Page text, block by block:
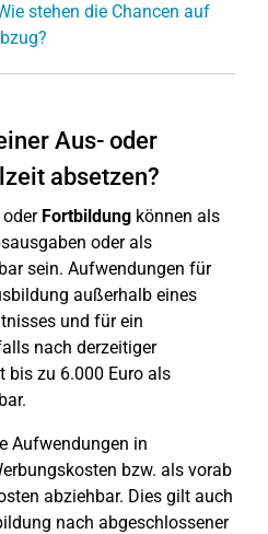
stehen die Chancen auf
Aus- oder
absetzen?
oder Fortbildung können als
oder als
sein. Aufwendungen für
außerhalb eines
und für ein
nach derzeitiger
bis zu 6.000 Euro als
Aufwendungen in
bzw. als vorab
abziehbar. Dies gilt auch
nach abgeschlossener